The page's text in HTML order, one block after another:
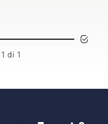
di 1